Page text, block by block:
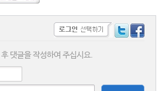
댓글을 작성하여 주십시요.